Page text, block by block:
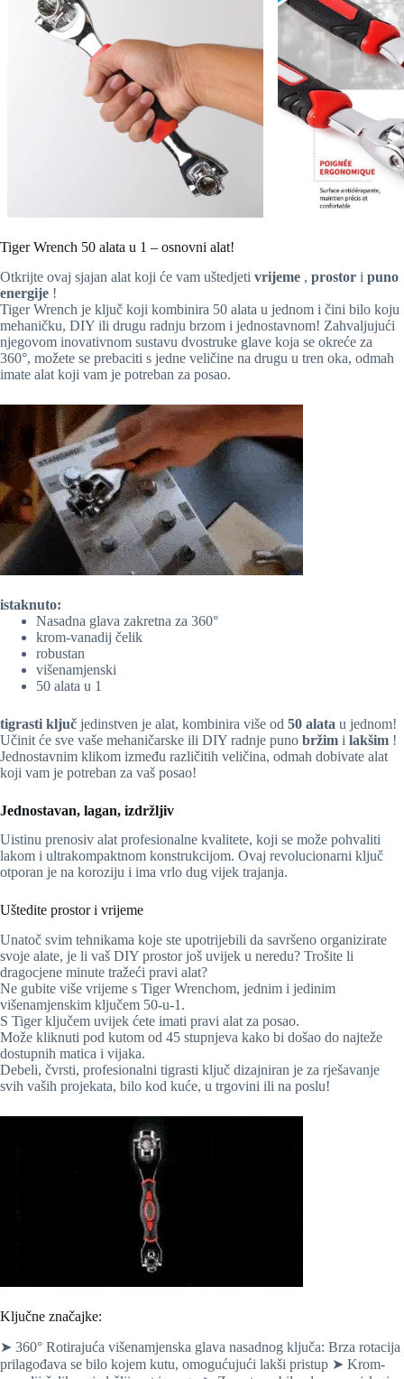
Tiger Wrench 50 alata u 1 – osnovni alat!
Otkrijte ovaj sjajan alat koji će vam uštedjeti vrijeme , prostor i puno
energije !
Tiger Wrench je ključ koji kombinira 50 alata u jednom i čini bilo koju
mehaničku, DIY ili drugu radnju brzom i jednostavnom! Zahvaljujući
njegovom inovativnom sustavu dvostruke glave koja se okreće za
360°, možete se prebaciti s jedne veličine na drugu u tren oka, odmah
imate alat koji vam je potreban za posao.
istaknuto:
Nasadna glava zakretna za 360°
krom-vanadij čelik
robustan
višenamjenski
50 alata u 1
tigrasti ključ jedinstven je alat, kombinira više od 50 alata u jednom!
Učinit će sve vaše mehaničarske ili DIY radnje puno bržim i lakšim !
Jednostavnim klikom između različitih veličina, odmah dobivate alat
koji vam je potreban za vaš posao!
Jednostavan, lagan, izdržljiv
Uistinu prenosiv alat profesionalne kvalitete, koji se može pohvaliti
lakom i ultrakompaktnom konstrukcijom. Ovaj revolucionarni ključ
otporan je na koroziju i ima vrlo dug vijek trajanja.
Uštedite prostor i vrijeme
Unatoč svim tehnikama koje ste upotrijebili da savršeno organizirate
svoje alate, je li vaš DIY prostor još uvijek u neredu? Trošite li
dragocjene minute tražeći pravi alat?
Ne gubite više vrijeme s Tiger Wrenchom, jednim i jedinim
višenamjenskim ključem 50-u-1.
S Tiger ključem uvijek ćete imati pravi alat za posao.
Može kliknuti pod kutom od 45 stupnjeva kako bi došao do najteže
dostupnih matica i vijaka.
Debeli, čvrsti, profesionalni tigrasti ključ dizajniran je za rješavanje
svih vaših projekata, bilo kod kuće, u trgovini ili na poslu!
Ključne značajke:
➤ 360° Rotirajuća višenamjenska glava nasadnog ključa: Brza rotacija
prilagođava se bilo kojem kutu, omogućujući lakši pristup ➤ Krom-